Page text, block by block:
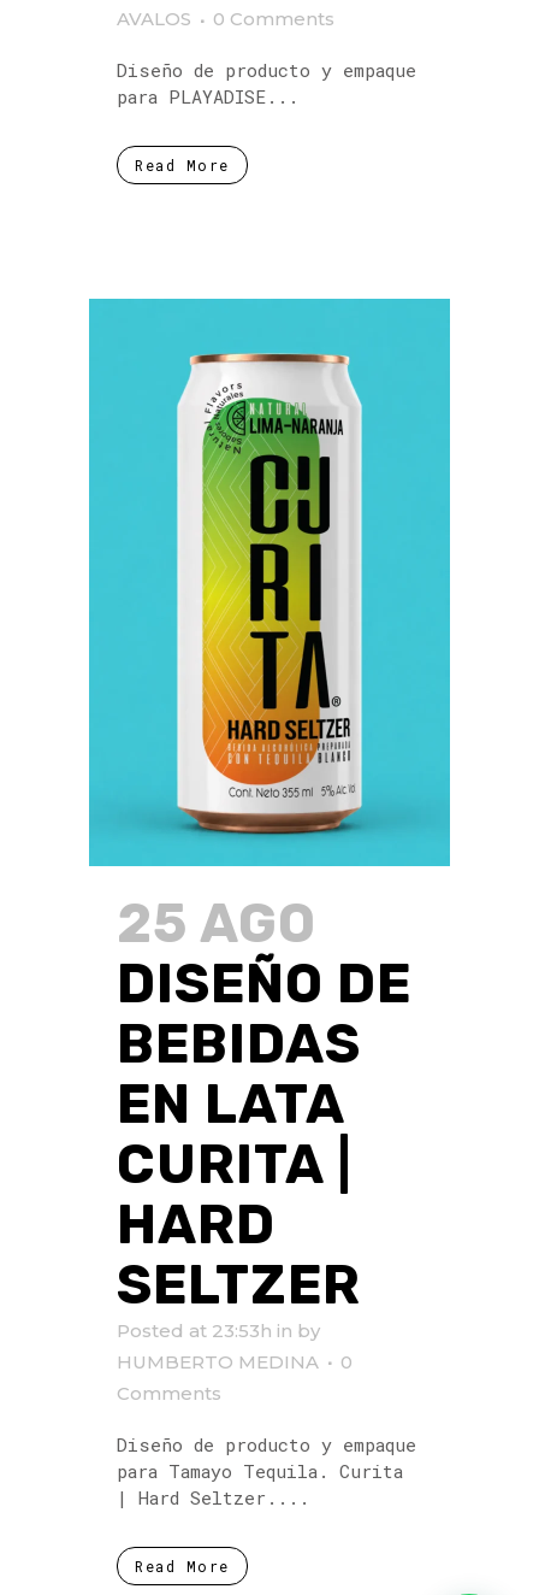
AVALOS
0 Comments
Diseño de producto y empaque
para PLAYADISE...
Read More
25 AGO
DISEÑO DE
BEBIDAS
EN LATA
CURITA |
HARD
SELTZER
Posted at 23:53h in by
HUMBERTO MEDINA
0
Comments
Diseño de producto y empaque
para Tamayo Tequila. Curita
| Hard Seltzer....
Read More